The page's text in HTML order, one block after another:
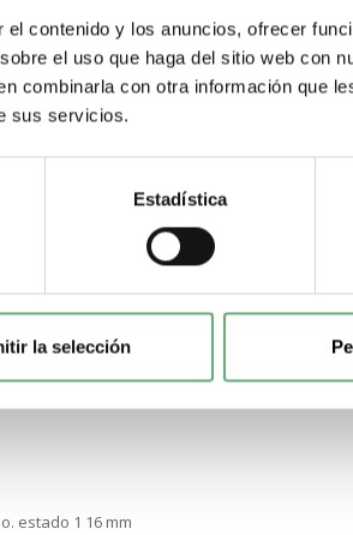
contenido y los anuncios, ofrecer
el uso que haga del sitio web con
combinarla con otra información que
sus servicios.
Estadística
la selección
estado 1 16 mm